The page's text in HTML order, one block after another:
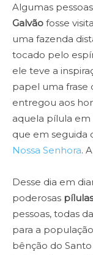
Algumas
Galvão fosse
uma fazenda
tocado pelo
ele teve a
papel uma frase
entregou aos
aquela pílula em
que em seguida
Nossa Senhora.
Desse dia em
poderosas pílulas
pessoas, todas
para a
bênção do